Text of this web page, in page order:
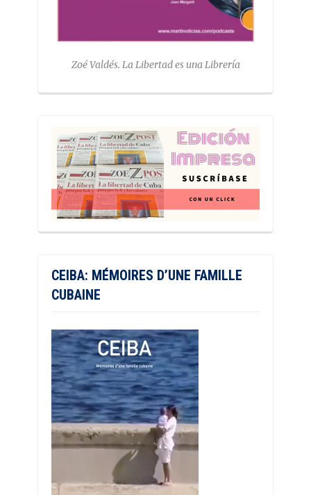
Zoé Valdés. La Libertad es una Librería
CEIBA: MÉMOIRES D’UNE FAMILLE
CUBAINE